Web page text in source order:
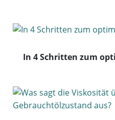
In 4 Schritten zum